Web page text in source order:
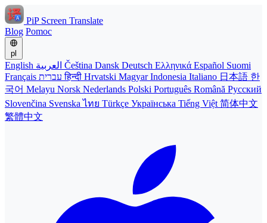
PiP Screen Translate
Blog Pomoc
pl
English Čeština Dansk Deutsch Ελληνικά Español Suomi
Français
עבריתहिन्दी Hrvatski MagyarIndonesia Italiano 日本語 한
국어 Melayu Norsk Nederlands Polski Português Română Русский
Slovenčina Svenskaไทย Türkçe Українська Tiếng Việt 简体中文
繁體中文